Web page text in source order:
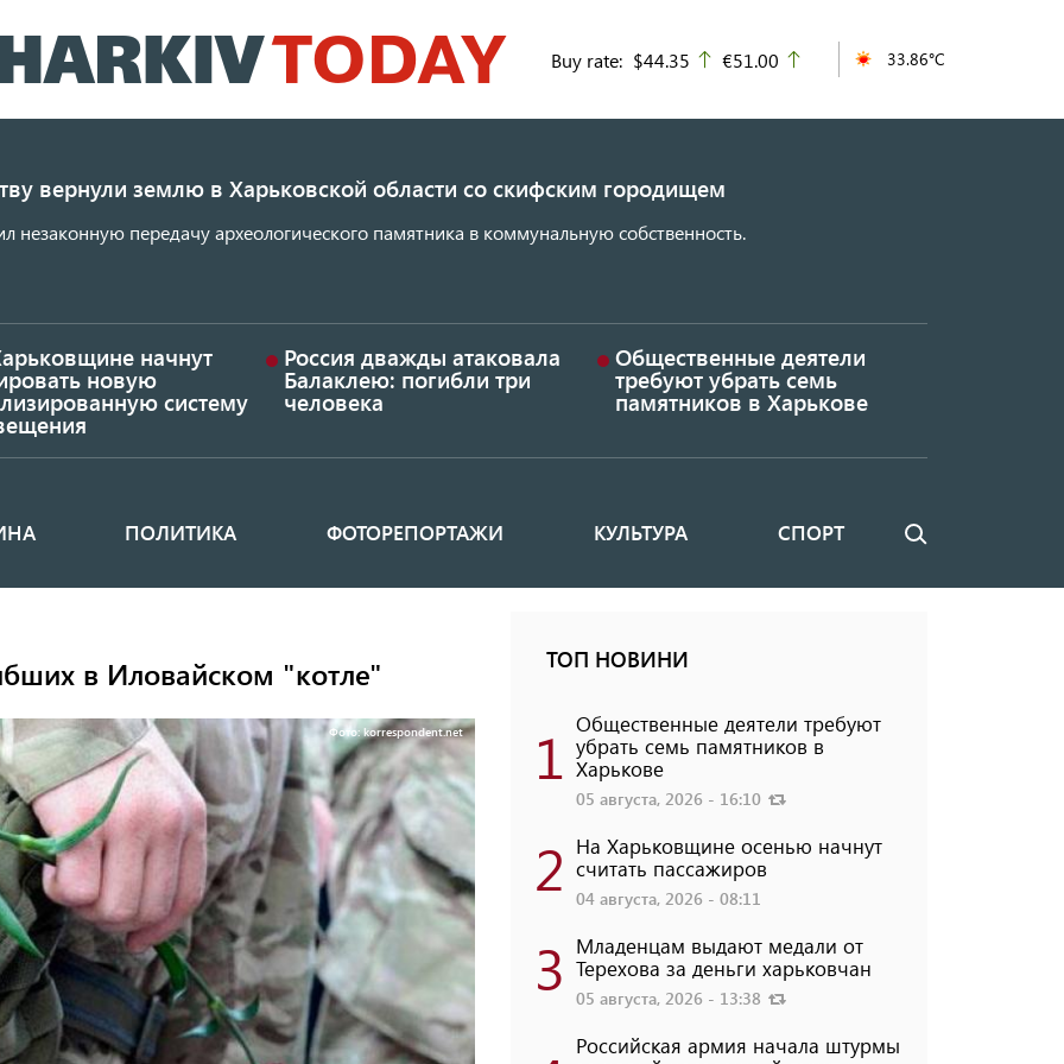
к
основному
Buy rate: $44.35 up
€51.00 33.86°C
вернули землю в Харьковской области со скифским городищем
незаконную передачу археологического памятника в коммунальную собственность.
начнут
новую
систему
Россия дважды атаковала
Балаклею: погибли три
человека
Общественные деятели
требуют убрать семь
памятников в Харькове
ПОЛИТИКА ФОТОРЕПОРТАЖИ КУЛЬТУРА СПОРТ Поиск
в Иловайском "котле"
Фото: korrespondent.net
ТОП НОВИНИ
1 Общественные деятели требуют
убрать семь памятников в
Харькове
05 августа, 2026 - 16:10
2 На Харьковщине осенью начнут
считать пассажиров
04 августа, 2026 - 08:11
3 Младенцам выдают медали от
Терехова за деньги харьковчан
05 августа, 2026 - 13:38
Российская армия начала штурмы